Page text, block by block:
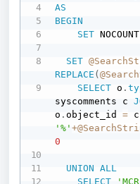
AS
BEGIN
SET
SET
REPLACE (
SELECT o .
syscomments c
o .object_id = c
'%'+
0
UNION
ALL
SELECT